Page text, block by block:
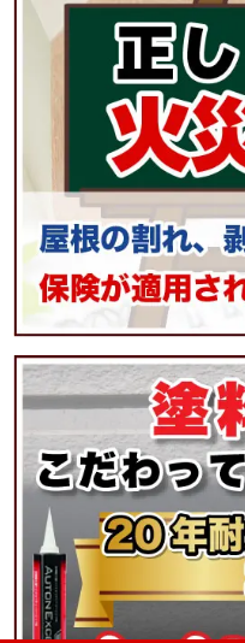
防水工事
シーリング工事
その他リフォーム
マンション・倉庫等の塗装
雨漏り点検・修理
屋根・外壁無料診断